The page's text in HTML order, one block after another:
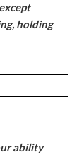
holding
ability